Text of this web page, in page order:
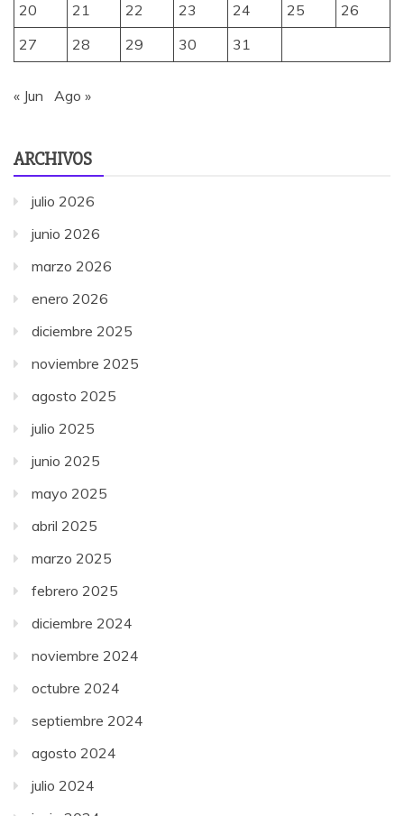
20
21 22 23 24 25
26
27
28 29 30 31
« Jun Ago »
ARCHIVOS
julio 2026
junio 2026
marzo 2026
enero 2026
diciembre 2025
noviembre 2025
agosto 2025
julio 2025
junio 2025
mayo 2025
abril 2025
marzo 2025
febrero 2025
diciembre 2024
noviembre 2024
octubre 2024
septiembre 2024
agosto 2024
julio 2024